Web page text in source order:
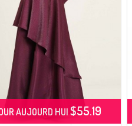
AUJOURD HUI $55.19